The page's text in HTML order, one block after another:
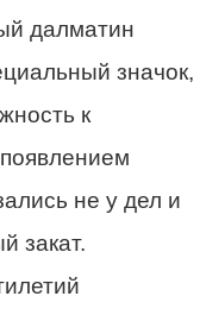
далматин
значок,
к
не у дел и
закат.